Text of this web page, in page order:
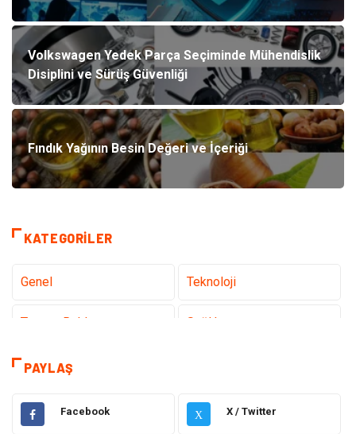
Volkswagen Yedek Parça Seçiminde Mühendislik
Disiplini ve Sürüş Güvenliği
Fındık Yağının Besin Değeri ve İçeriği
KATEGORILER
Genel Teknoloji
Tanıtıcı Reklam Sağlık
Eğitim
Makine Elektronik
PAYLAŞ
Facebook X X / Twitter